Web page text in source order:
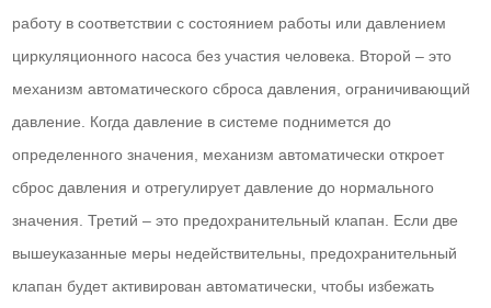
работу в соответствии с состоянием работы или давлением
циркуляционного насоса без участия человека. Второй – это
механизм автоматического сброса давления, ограничивающий
давление. Когда давление в системе поднимется до
определенного значения, механизм автоматически откроет
сброс давления и отрегулирует давление до нормального
значения. Третий – это предохранительный клапан. Если две
вышеуказанные меры недействительны, предохранительный
клапан будет активирован автоматически, чтобы избежать